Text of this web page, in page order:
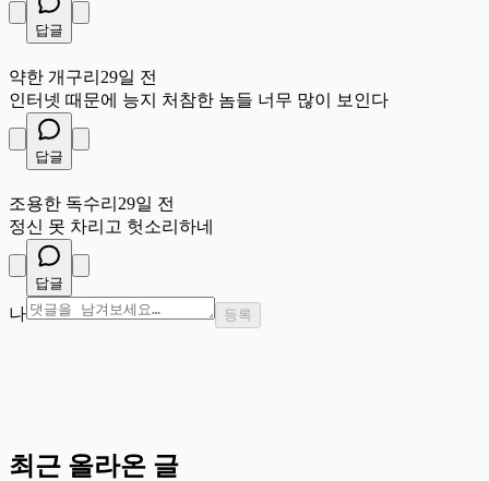
답글
약한 개구리 29일 전
인터넷 때문에 능지 처참한 놈들 너무 많이 보인다
답글
조용한 독수리 29일 전
정신 못 차리고 헛소리하네
답글
나 등록
최근 올라온 글